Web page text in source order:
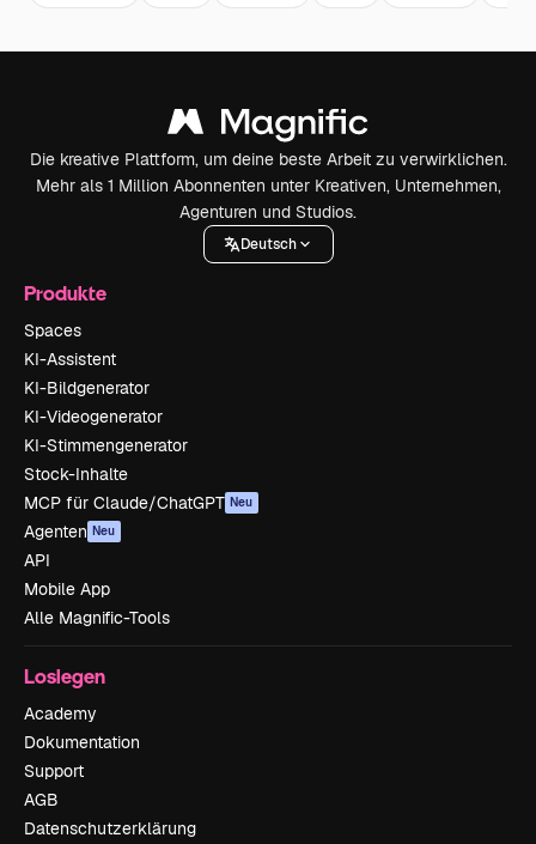
Die kreative Plattform, um deine beste Arbeit zu verwirklichen.
Mehr als 1 Million Abonnenten unter Kreativen, Unternehmen,
Agenturen und Studios.
Deutsch
Produkte
Spaces
KI-Assistent
KI-Bildgenerator
KI-Videogenerator
KI-Stimmengenerator
Stock-Inhalte
MCP für Claude/ChatGPT Neu
Agenten Neu
API
Mobile App
Alle Magnific-Tools
Loslegen
Academy
Dokumentation
Support
AGB
Datenschutzerklärung